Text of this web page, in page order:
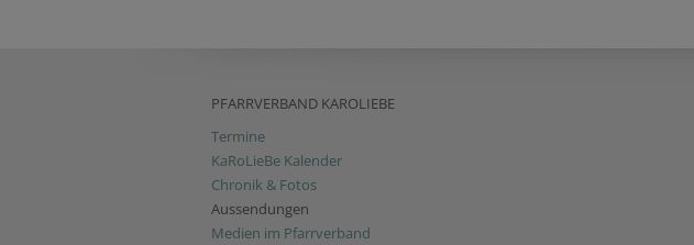
PFARRVERBAND KAROLIEBE
Termine
KaRoLieBe Kalender
Chronik & Fotos
Aussendungen
Medien im Pfarrverband